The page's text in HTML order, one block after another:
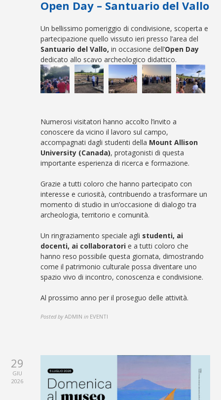
Open Day – Santuario del Vallo
Un bellissimo pomeriggio di condivisione, scoperta e
partecipazione quello vissuto ieri presso l’area del
Santuario del Vallo, in occasione dell’Open Day
dedicato allo scavo archeologico didattico.
Numerosi visitatori hanno accolto l’invito a
conoscere da vicino il lavoro sul campo,
accompagnati dagli studenti della Mount Allison
University (Canada), protagonisti di questa
importante esperienza di ricerca e formazione.
Grazie a tutti coloro che hanno partecipato con
interesse e curiosità, contribuendo a trasformare un
momento di studio in un’occasione di dialogo tra
archeologia, territorio e comunità.
Un ringraziamento speciale agli studenti, ai
docenti, ai collaboratori e a tutti coloro che
hanno reso possibile questa giornata, dimostrando
come il patrimonio culturale possa diventare uno
spazio vivo di incontro, conoscenza e condivisione.
Al prossimo anno per il proseguo delle attività.
Posted by ADMIN in EVENTI
29
GIU
2026